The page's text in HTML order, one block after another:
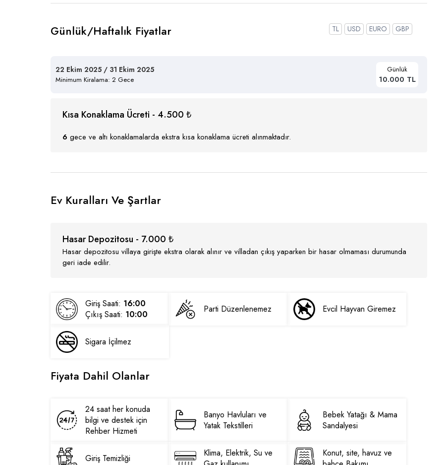
Günlük/Haftalık Fiyatlar TL USD EURO GBP
22 Ekim 2025 / 31 Ekim 2025
Minimum Kiralama: 2 Gece
Günlük
10.000 TL
Kısa Konaklama Ücreti - 4.500 ₺
6 gece ve altı konaklamalarda ekstra kısa konaklama ücreti alınmaktadır.
Ev Kuralları Ve Şartlar
Hasar Depozitosu - 7.000 ₺
Hasar depozitosu villaya girişte ekstra olarak alınır ve villadan çıkış yaparken bir hasar olmaması durumunda
geri iade edilir.
Giriş Saati: 16:00
Çıkış Saati: 10:00 Parti Düzenlenemez Evcil Hayvan Giremez
Sigara İçilmez
Fiyata Dahil Olanlar
24 saat her konuda
bilgi ve destek için
Rehber Hizmeti
Banyo Havluları ve
Yatak Tekstilleri
Bebek Yatağı & Mama
Sandalyesi
Giriş Temizliği
Klima, Elektrik, Su ve
Konut, site, havuz ve